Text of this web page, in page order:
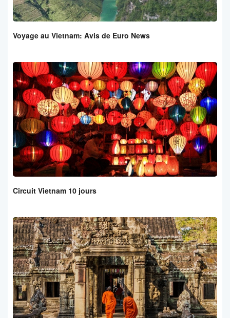
Voyage au Vietnam: Avis de Euro News
Circuit Vietnam 10 jours